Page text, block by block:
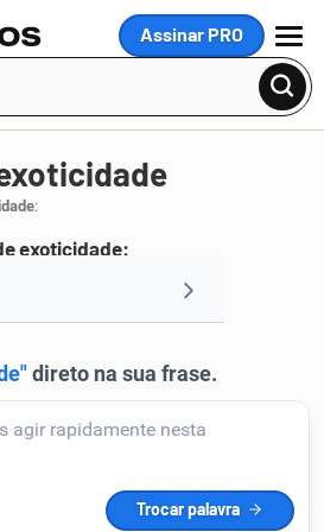
Assinar PRO
MENU
:
exoticidade: